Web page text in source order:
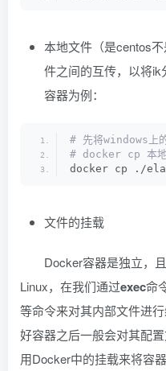
本地文件（是centos
件之间的互传，以将ik
容器为例：
# 先将windows上
# docker cp 本地
docker cp ./
文件的挂载
Docker容器是独立，
Linux，在我们通过exec命
等命令来对其内部文件进
好容器之后一般会对其配
用Docker中的挂载来将容